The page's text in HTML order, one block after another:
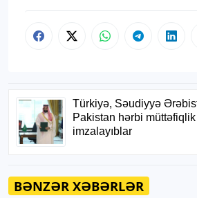
BƏNZƏR XƏBƏRLƏR